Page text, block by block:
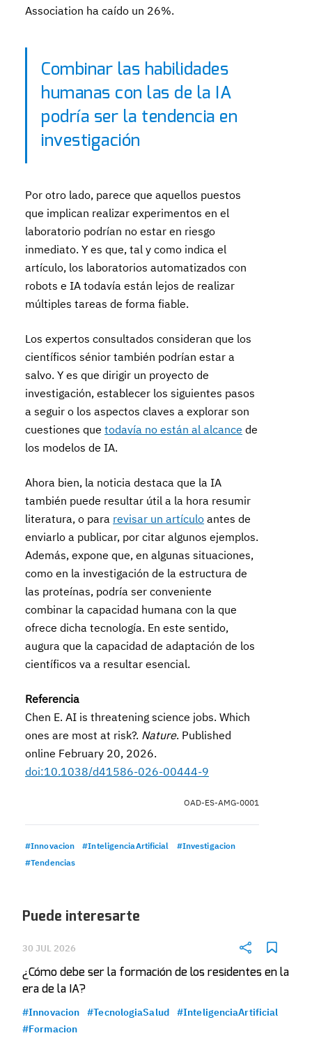
Association ha caído un 26%.
Combinar las habilidades
humanas con las de la IA
podría ser la tendencia en
investigación
Por otro lado, parece que aquellos puestos
que implican realizar experimentos en el
laboratorio podrían no estar en riesgo
inmediato. Y es que, tal y como indica el
artículo, los laboratorios automatizados con
robots e IA todavía están lejos de realizar
múltiples tareas de forma fiable.
Los expertos consultados consideran que los
científicos sénior también podrían estar a
salvo. Y es que dirigir un proyecto de
investigación, establecer los siguientes pasos
a seguir o los aspectos claves a explorar son
cuestiones quetodavía no están al alcance de
los modelos de IA.
Ahora bien, la noticia destaca que la IA
también puede resultar útil a la hora resumir
literatura, o para revisar un artículo antes de
enviarlo a publicar, por citar algunos ejemplos.
Además, expone que, en algunas situaciones,
como en la investigación de la estructura de
las proteínas, podría ser conveniente
combinar la capacidad humana con la que
ofrece dicha tecnología. En este sentido,
augura que la capacidad de adaptación de los
científicos va a resultar esencial.
Referencia
Chen E. AI is threatening science jobs. Which
ones are most at risk?. Nature. Published
online February 20, 2026.
doi:10.1038/d41586-026-00444-9
OAD-ES-AMG-0001
#Innovacion #InteligenciaArtificial
#Investigacion
#Tendencias
Puede interesarte
30 JUL 2026
¿Cómo debe ser la formación de los residentes en la
era de la IA?
#Innovacion #TecnologiaSalud
#InteligenciaArtificial
#Formacion